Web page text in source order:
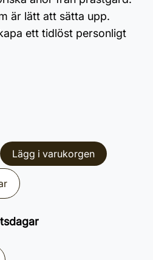
är lätt att sätta upp.
ett tidlöst personligt
Lägg i varukorgen